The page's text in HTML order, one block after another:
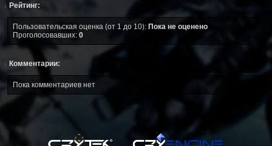
↓ Рейтинг:
Пользовательская оценка (от 1 до 10): Пока не оценено
Проголосовавших: 0
↓ Комментарии:
Пока комментариев нет